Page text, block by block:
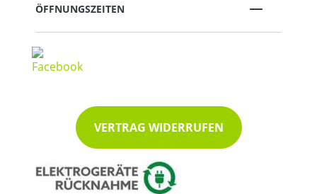
ÖFFNUNGSZEITEN
VERTRAG WIDERRUFEN